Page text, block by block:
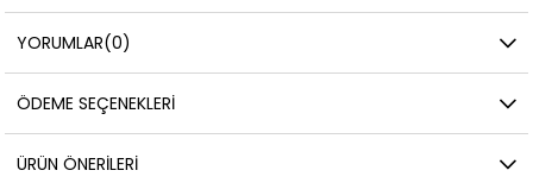
YORUMLAR(0)
ÖDEME SEÇENEKLERI
ÜRÜN ÖNERILERI